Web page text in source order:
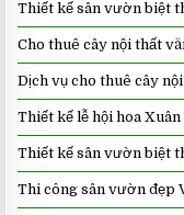
Thiết kế sân vườn biệt
Cho thuê cây nội thất
Dịch vụ cho thuê cây
Thiết kế lễ hội hoa
Thiết kế sân vườn biệt
Thi công sân vườn đẹp